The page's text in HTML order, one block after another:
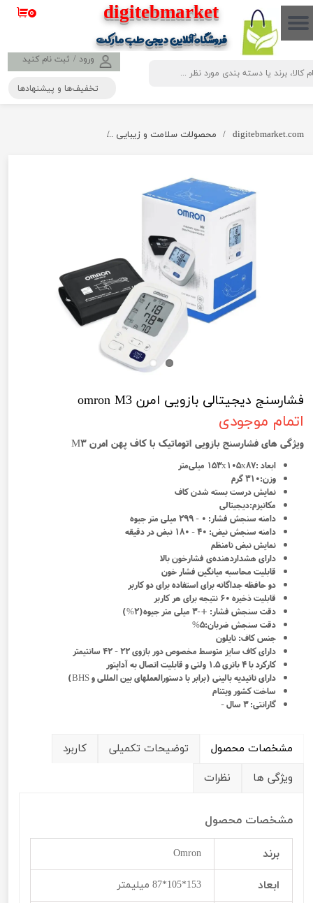
​​​​​​​​digitebmarket
فروشگاه آنلاین دیجی طب مارکت
ورود / ثبت نام کنید
حساب کاربری من
تغییر گذر واژه
۰
تخفیف‌ها و پیشنهادها
digitebmarket.com محصولات سلامت و زیبایی
فشارسنج دیجیتالی بازویی امرن omron M3
اتمام موجودی
ویژگی های فشارسنج بازویی اتوماتیک با کاف پهن امرن M3
ابعاد :153x105x87 میلی‌متر
وزن:310 گرم
نمایش درست بسته شدن کاف
مکانیزم:دیجیتالی
دامنه سنجش فشار: 0 - 299 میلی متر جیوه
دامنه سنجش نیض: 40 - 180 نبض در دقیقه
نمایش نبض نامنظم
دارای هشداردهنده‌ی فشارخون بالا
قابلیت محاسبه میانگین فشار خون
دو حافظه جداگانه برای استفاده برای دو کاربر
قابلیت ذخیره ۶۰ نتیجه برای هر کاربر
دقت سنجش فشار: +-3 میلی متر جیوه(2%)
دقت سنجش ضربان:5%
جنس کاف: نایلون
دارای کاف سایز متوسط مخصوص دور بازوی 22 - 42 سانتیمتر
کارکرد با 4 باتری 1.5 ولتی و قابلیت اتصال به آداپتور
دارای تائیدیه بالینی (برابر با دستورالعملهای بین المللی و BHS)
ساخت کشور ویتنام
گارانتی: 3 سال -
مشخصات محصول توضیحات تکمیلی
کاربرد
ویژگی ها
نظرات
مشخصات محصول
برند Omron
ابعاد 153*105*87 میلیمتر